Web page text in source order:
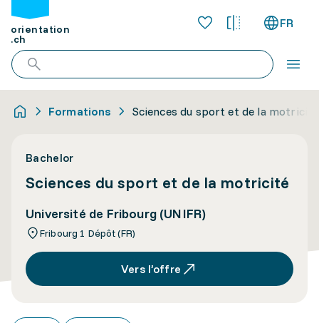
orientation
.ch
FR
Formations Sciences du sport et de la motricité
Bachelor
Sciences du sport et de la motricité
Université de Fribourg (UNIFR)
Fribourg 1 Dépôt (FR)
Vers l’offre